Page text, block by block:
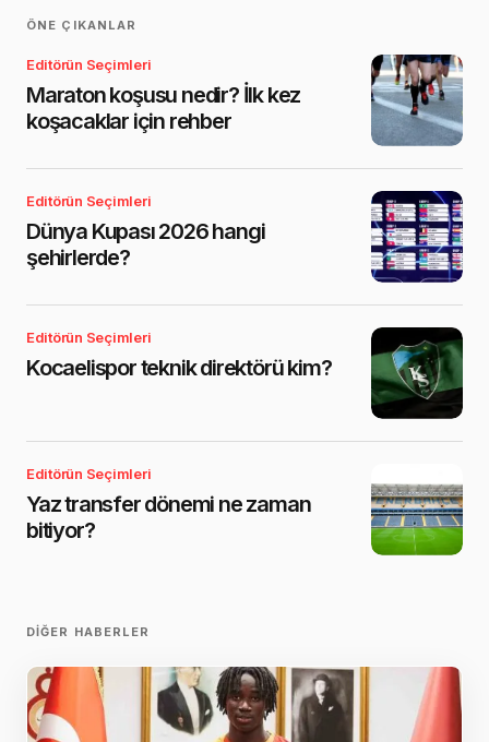
ÖNE ÇIKANLAR
Editörün Seçimleri
Maraton koşusu nedir? İlk kez
koşacaklar için rehber
Editörün Seçimleri
Dünya Kupası 2026 hangi
şehirlerde?
Editörün Seçimleri
Kocaelispor teknik direktörü kim?
Editörün Seçimleri
Yaz transfer dönemi ne zaman
bitiyor?
DIĞER HABERLER